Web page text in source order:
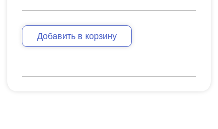
Добавить в корзину